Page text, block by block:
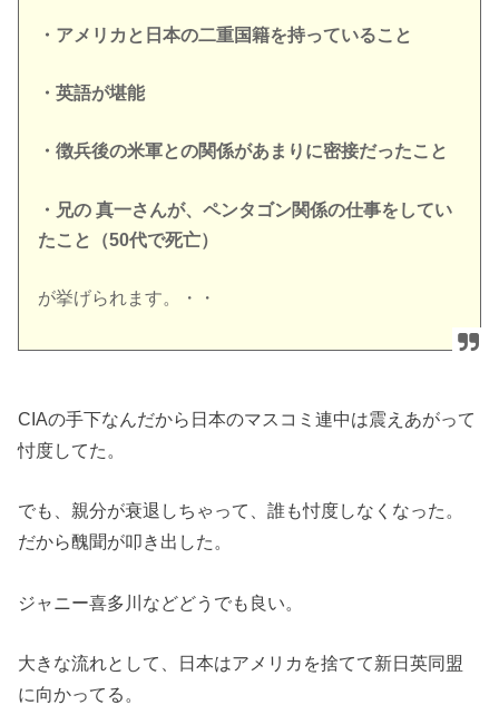
・アメリカと日本の二重国籍を持っていること
・英語が堪能
・徴兵後の米軍との関係があまりに密接だったこと
・兄の 真一さんが、ペンタゴン関係の仕事をしてい
たこと（50代で死亡）
が挙げられます。・・
CIAの手下なんだから日本のマスコミ連中は震えあがって
忖度してた。
でも、親分が衰退しちゃって、誰も忖度しなくなった。
だから醜聞が叩き出した。
ジャニー喜多川などどうでも良い。
大きな流れとして、日本はアメリカを捨てて新日英同盟
に向かってる。